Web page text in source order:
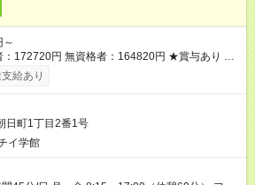
～
円 無資格者：164820円 ★賞与あり 年
★キャリアアップ制度あり 進級
用期間】試用期間あり 試用期
給あり
日町1丁目2番1号
イ学館